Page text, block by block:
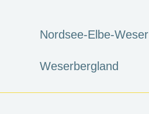
Nordsee-Elbe-Weser
Weserbergland